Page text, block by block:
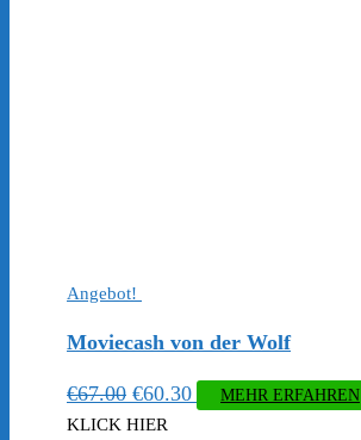
Angebot!
Moviecash von der Wolf
€67.00 Ursprünglicher
Preis
€60.30Aktueller
MEHR ERFAHREN
KLICK HIER